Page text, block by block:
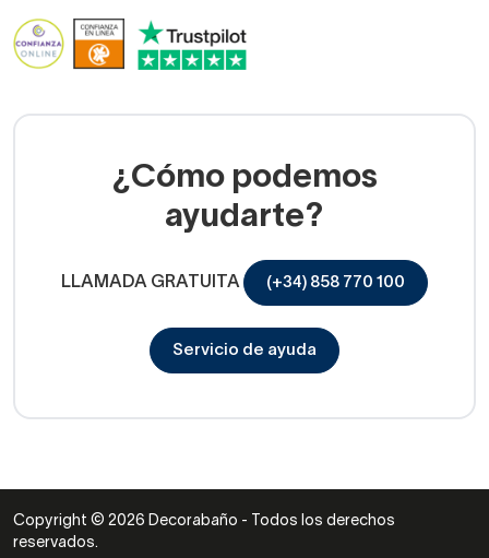
¿Cómo podemos
ayudarte?
LLAMADA GRATUITA (+34) 858 770 100
Servicio de ayuda
Copyright © 2026 Decorabaño - Todos los derechos
reservados.